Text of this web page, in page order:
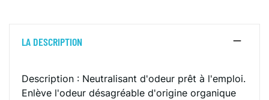
LA DESCRIPTION
Description : Neutralisant d'odeur prêt à l'emploi.
Enlève l'odeur désagréable d'origine organique